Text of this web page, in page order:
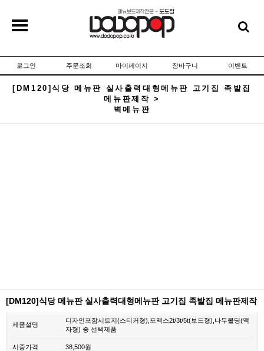
로그인 주문조회 마이페이지 장바구니 이벤트
[DM120]식당 메뉴판 실사출력대형메뉴판 고기집 족발집
메뉴판제작 >
벽메뉴판
[DM120]식당 메뉴판 실사출력대형메뉴판 고기집 족발집 메뉴판제작
제품설명
디자인포함시트지(스티커형),포맥스2t/3t/5t(보드형),나무몰딩(액
자형) 중 선택제품
시중가격 38,500원